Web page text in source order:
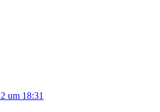
um 18:31